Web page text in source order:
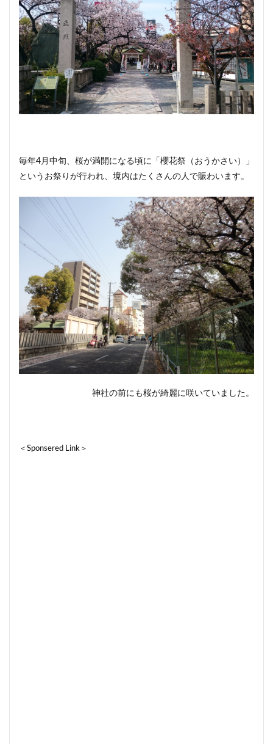
毎年4月中旬、桜が満開になる頃に「櫻花祭（おうかさい）」
というお祭りが行われ、境内はたくさんの人で賑わいます。
神社の前にも桜が綺麗に咲いていました。
＜Sponsered Link＞